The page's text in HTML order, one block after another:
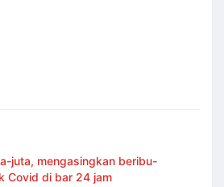
juta, mengasingkan beribu-
Covid di bar 24 jam